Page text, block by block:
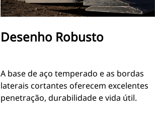
Desenho Robusto
A base de aço temperado e as bordas
laterais cortantes oferecem excelentes
penetração, durabilidade e vida útil.